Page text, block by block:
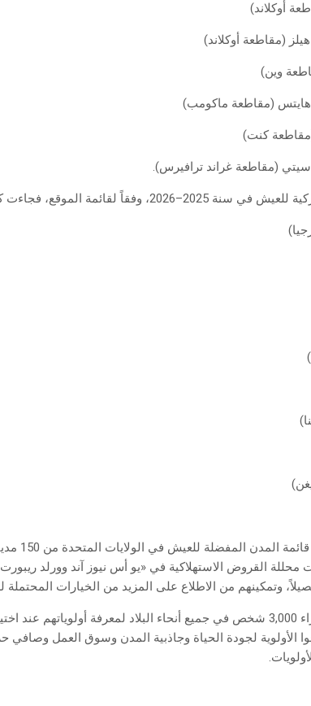
وفقاً لقائمة الموقع، فجاءت كما يلي:
محللة القروض الاستهلاكية في «يو أس نيوز آند وورلد
وتمكينهم من الاطلاع على المزيد من الخيارات المحتملة
وقام الموقع باستطلاع آراء 3,000 شخص في جميع أنحاء البلاد لمعرفة
الأولوية لجودة الحياة وجاذبية المدن وسوق العمل وصافي